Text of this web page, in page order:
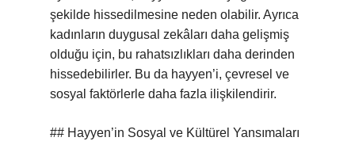
şekilde hissedilmesine neden olabilir. Ayrıca
kadınların duygusal zekâları daha gelişmiş
olduğu için, bu rahatsızlıkları daha derinden
hissedebilirler. Bu da hayyen’i, çevresel ve
sosyal faktörlerle daha fazla ilişkilendirir.
## Hayyen’in Sosyal ve Kültürel Yansımaları